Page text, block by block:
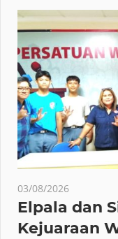
03/08/2026
Elpala dan
Kejuaraan